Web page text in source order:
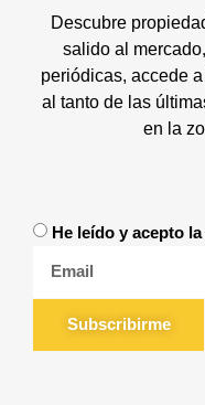
Descubre
salido al
periódicas, accede
al tanto de las
en la
He leído y acepto
Subscribirme